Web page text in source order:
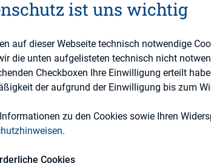
29. März 2023:
Ansprechpartner:
E-Mail:
ist uns wichtig
auf dieser Webseite technisch notwendige
die unten aufgelisteten technisch nicht
Checkboxen Ihre Einwilligung erteilt
der aufgrund der Einwilligung bis zum
zu den Cookies sowie Ihren
.
Cookies